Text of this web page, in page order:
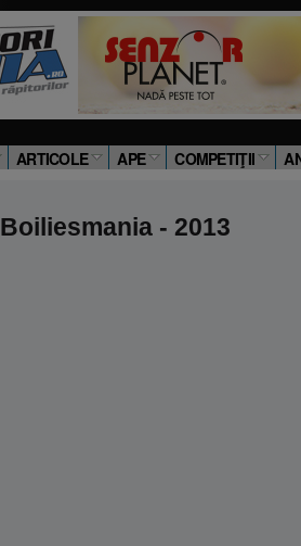
ARTICOLE APE COMPETIŢII
Boiliesmania - 2013